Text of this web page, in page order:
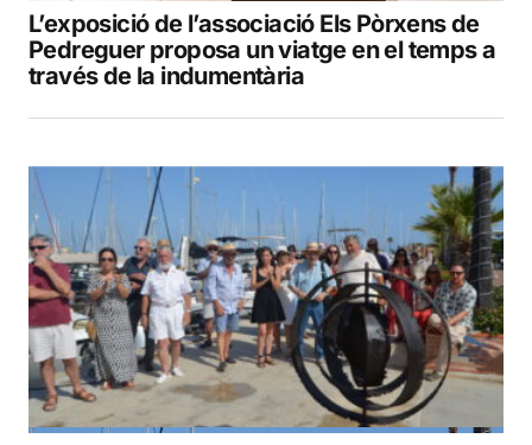
L’exposició de l’associació Els Pòrxens de
Pedreguer proposa un viatge en el temps a
través de la indumentària